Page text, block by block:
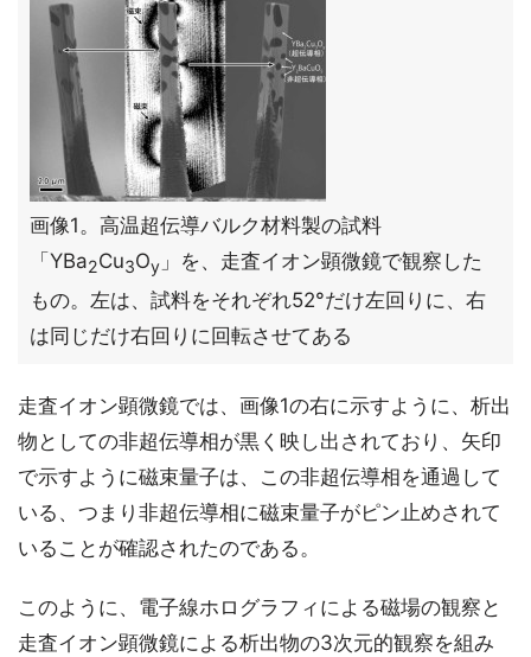
画像1。高温超伝導バルク材料製の試料
「YBa2Cu3Oy 」を、走査イオン顕微鏡で観察した
もの。左は、試料をそれぞれ52°だけ左回りに、右
は同じだけ右回りに回転させてある
走査イオン顕微鏡では、画像1の右に示すように、析出
物としての非超伝導相が黒く映し出されており、矢印
で示すように磁束量子は、この非超伝導相を通過して
いる、つまり非超伝導相に磁束量子がピン止めされて
いることが確認されたのである。
このように、電子線ホログラフィによる磁場の観察と
走査イオン顕微鏡による析出物の3次元的観察を組み